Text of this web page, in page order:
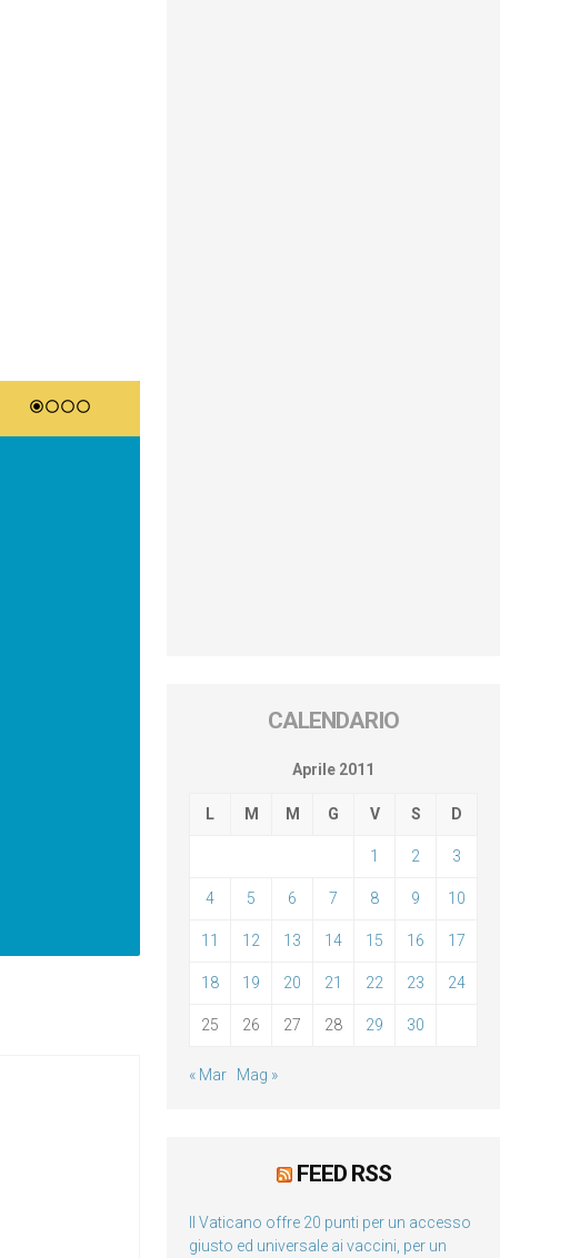
CALENDARIO
Aprile 2011
L M M G V S D
1 2 3
4 5 6 7 8 9 10
11 12 13 14 15 16 17
18 19 20 21 22 23 24
25 26 27 28 29 30
« Mar Mag »
FEED RSS
Il Vaticano offre 20 punti per un accesso
giusto ed universale ai vaccini, per un